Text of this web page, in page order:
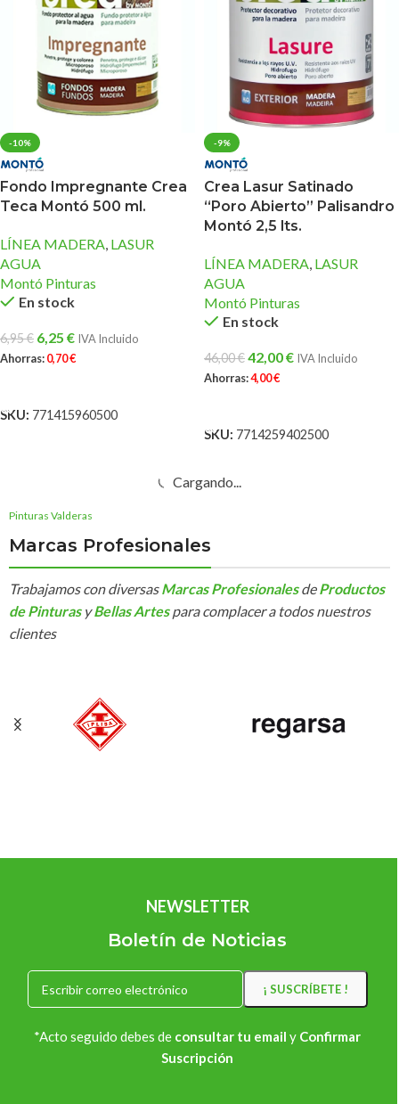
-10%
Fondo Impregnante Crea
Teca Montó 500 ml.
LÍNEA MADERA LASUR
AGUA
Montó Pinturas
En stock
6,95€ 6,25 € IVA Incluido
Ahorras:0,70€
SKU: 771415960500
-9%
Crea Lasur Satinado
“Poro Abierto” Palisandro
Montó 2,5 lts.
LÍNEA MADERA LASUR
AGUA
Montó Pinturas
En stock
46,00€42,00€ IVA Incluido
Ahorras:4,00€
SKU: 7714259402500
Cargando...
Pinturas Valderas
Marcas Profesionales
Trabajamos con diversasMarcas Profesionales deProductos
de Pinturas yBellas Artespara complacer a todos nuestros
clientes
NEWSLETTER
Boletín de Noticias
*Acto seguido debes de consultar tu email y Confirmar
Suscripción